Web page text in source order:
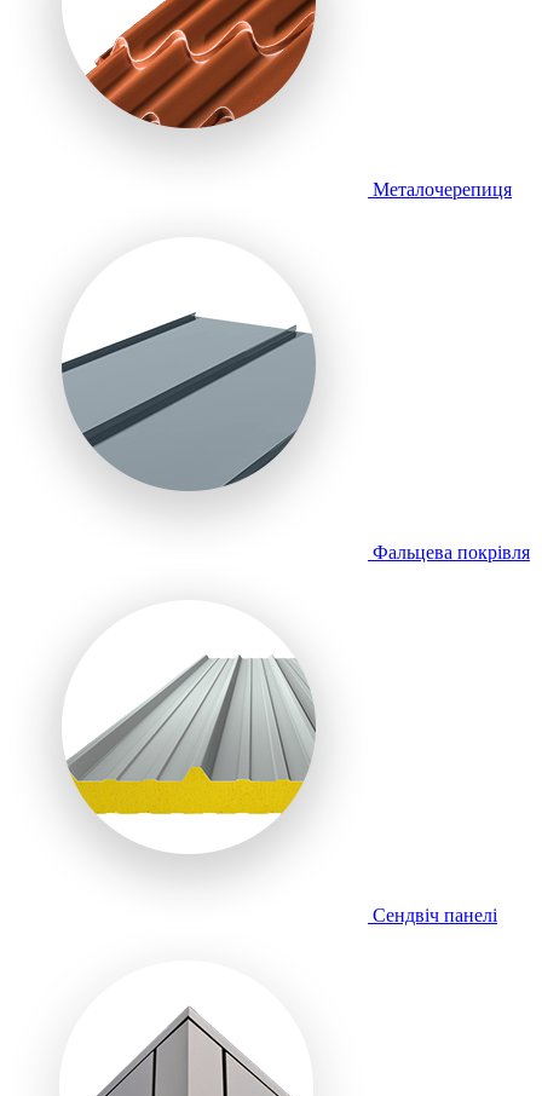
Металочерепиця
Фальцева покрівля
Сендвіч панелі